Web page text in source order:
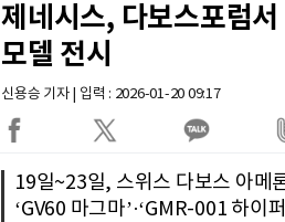
제네시스, 다보스포럼
모델 전시
신용승 기자 | 입력 : 2026-01-20 09:17
19일~23일, 스위스 다보스 아메
‘GV60 마그마’·‘GMR-001 하이